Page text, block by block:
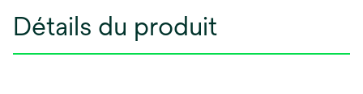
Détails du produit